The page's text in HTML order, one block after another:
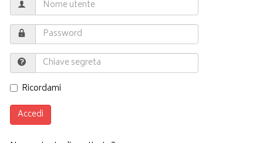
Ricordami
Accedi